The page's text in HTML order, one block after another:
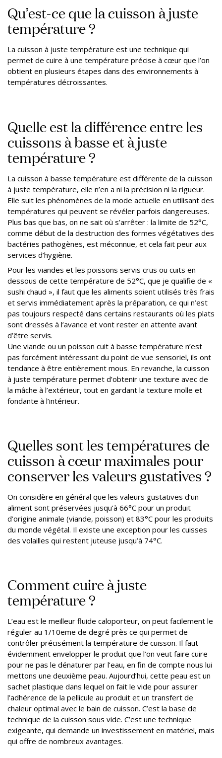
Qu’est-ce que la cuisson à juste
température ?
La cuisson à juste température est une technique qui
permet de cuire à une température précise à cœur que l’on
obtient en plusieurs étapes dans des environnements à
températures décroissantes.
Quelle est la différence entre les
cuissons à basse et à juste
température ?
La cuisson à basse température est différente de la cuisson
à juste température, elle n’en a ni la précision ni la rigueur.
Elle suit les phénomènes de la mode actuelle en utilisant des
températures qui peuvent se révéler parfois dangereuses.
Plus bas que bas, on ne sait où s’arrêter : la limite de 52°C,
comme début de la destruction des formes végétatives des
bactéries pathogènes, est méconnue, et cela fait peur aux
services d’hygiène.
Pour les viandes et les poissons servis crus ou cuits en
dessous de cette température de 52°C, que je qualifie de «
sushi chaud », il faut que les aliments soient utilisés très frais
et servis immédiatement après la préparation, ce qui n’est
pas toujours respecté dans certains restaurants où les plats
sont dressés à l’avance et vont rester en attente avant
d’être servis.
Une viande ou un poisson cuit à basse température n’est
pas forcément intéressant du point de vue sensoriel, ils ont
tendance à être entièrement mous. En revanche, la cuisson
à juste température permet d’obtenir une texture avec de
la mâche à l’extérieur, tout en gardant la texture molle et
fondante à l’intérieur.
Quelles sont les températures de
cuisson à cœur maximales pour
conserver les valeurs gustatives ?
On considère en général que les valeurs gustatives d’un
aliment sont préservées jusqu’à 66°C pour un produit
d’origine animale (viande, poisson) et 83°C pour les produits
du monde végétal. Il existe une exception pour les cuisses
des volailles qui restent juteuse jusqu’à 74°C.
Comment cuire à juste
température ?
L’eau est le meilleur fluide caloporteur, on peut facilement le
réguler au 1/10eme de degré près ce qui permet de
contrôler précisément la température de cuisson. Il faut
évidemment envelopper le produit que l’on veut faire cuire
pour ne pas le dénaturer par l’eau, en fin de compte nous lui
mettons une deuxième peau. Aujourd’hui, cette peau est un
sachet plastique dans lequel on fait le vide pour assurer
l’adhérence de la pellicule au produit et un transfert de
chaleur optimal avec le bain de cuisson. C’est la base de
technique de la cuisson sous vide. C’est une technique
exigeante, qui demande un investissement en matériel, mais
qui offre de nombreux avantages.